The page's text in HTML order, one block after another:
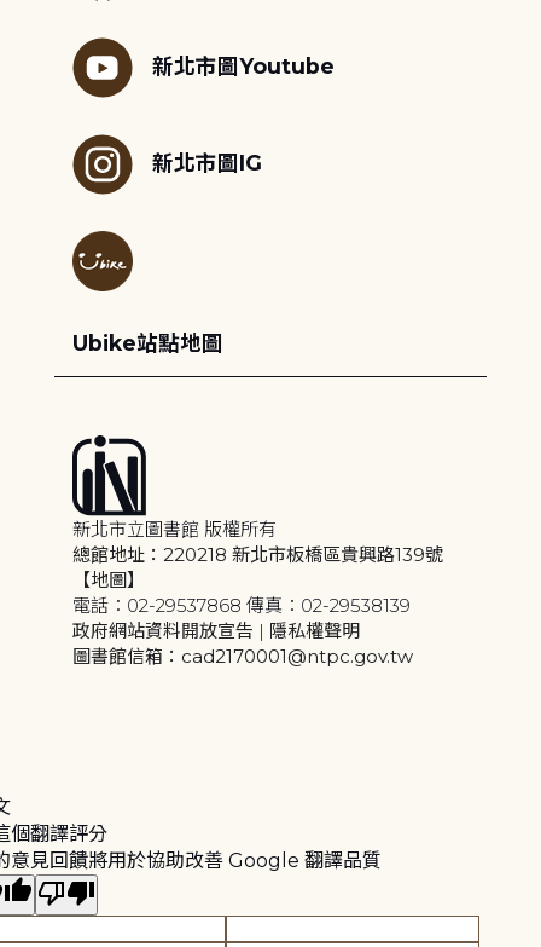
新北市圖Youtube
新北市圖IG
Ubike站點地圖
新北市立圖書館 版權所有
總館地址：220218 新北市板橋區貴興路139號
【地圖】
電話：02-29537868 傳真：02-29538139
政府網站資料開放宣告 | 隱私權聲明
圖書館信箱：cad2170001@ntpc.gov.tw
個翻譯評分
意見回饋將用於協助改善 Google 翻譯品質